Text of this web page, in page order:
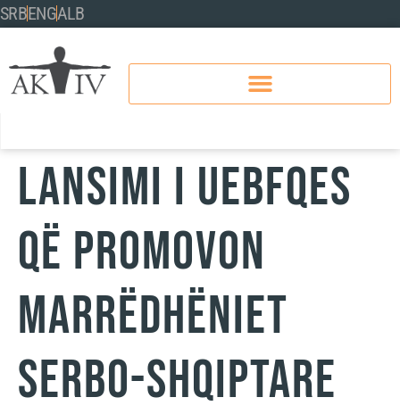
SRBENGALB
LANSIMI I UEBFQES
QË PROMOVON
MARRËDHËNIET
SERBO-SHQIPTARE